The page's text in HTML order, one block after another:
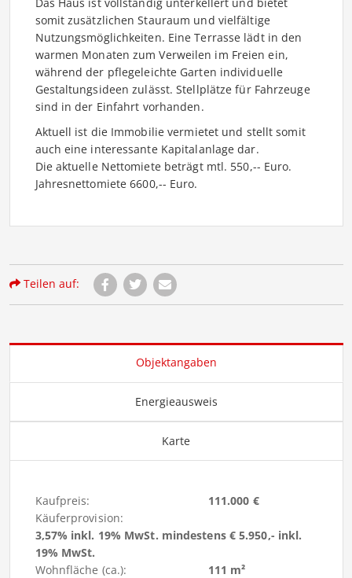
somit zusätzlichen Stauraum und vielfältige
Nutzungsmöglichkeiten. Eine Terrasse lädt in den
warmen Monaten zum Verweilen im Freien ein,
während der pflegeleichte Garten individuelle
Gestaltungsideen zulässt. Stellplätze für Fahrzeuge
sind in der Einfahrt vorhanden.
Aktuell ist die Immobilie vermietet und stellt somit
auch eine interessante Kapitalanlage dar.
Die aktuelle Nettomiete beträgt mtl. 550,-- Euro.
Jahresnettomiete 6600,-- Euro.
Teilen auf:
Objektangaben
Energieausweis
Karte
Kaufpreis:
111.000 €
Käuferprovision:
3,57% inkl. 19% MwSt. mindestens € 5.950,- inkl.
19% MwSt.
Wohnfläche (ca.):
111 m²